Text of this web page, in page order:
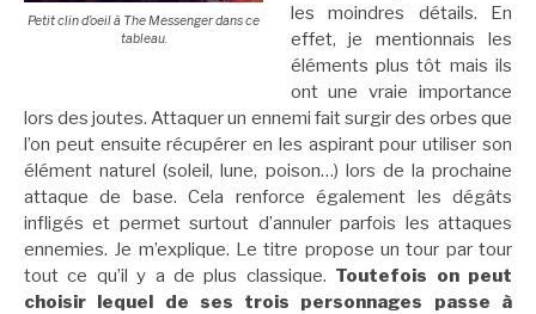
Petit clin d’oeil à The Messenger dans ce
tableau.
les moindres détails. En
effet, je mentionnais les
éléments plus tôt mais ils
ont une vraie importance
lors des joutes. Attaquer un ennemi fait surgir des orbes que
l’on peut ensuite récupérer en les aspirant pour utiliser son
élément naturel (soleil, lune, poison…) lors de la prochaine
attaque de base. Cela renforce également les dégâts
infligés et permet surtout d’annuler parfois les attaques
ennemies. Je m’explique. Le titre propose un tour par tour
tout ce qu’il y a de plus classique. Toutefois on peut
choisir lequel de ses trois personnages passe à